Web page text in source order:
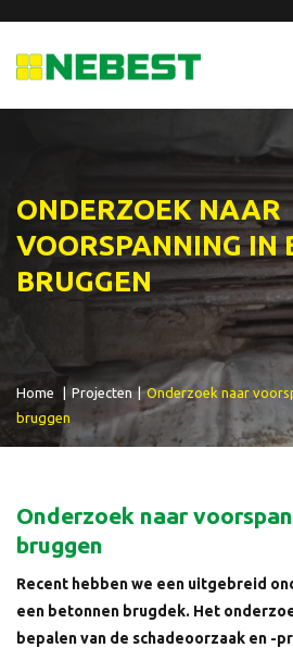
ONDERZOEK NAAR
VOORSPANNING IN
BRUGGEN
Home | Projecten | Onderzoek naar
bruggen
Onderzoek naar
bruggen
Recent hebben we een uitgebreid
een betonnen brugdek. Het
bepalen van de schadeoorzaak en -